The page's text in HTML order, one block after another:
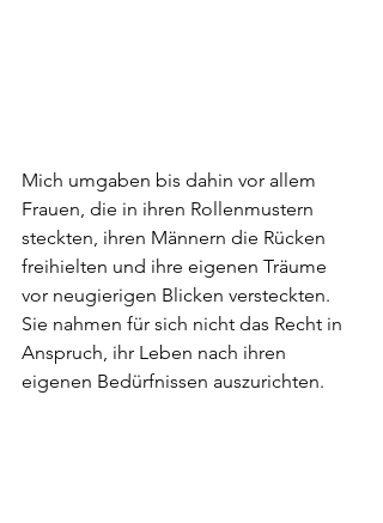
Mich umgaben bis dahin vor allem
Frauen, die in ihren Rollenmustern
steckten, ihren Männern die Rücken
freihielten und ihre eigenen Träume
vor neugierigen Blicken versteckten.
Sie nahmen für sich nicht das Recht in
Anspruch, ihr Leben nach ihren
eigenen Bedürfnissen auszurichten.